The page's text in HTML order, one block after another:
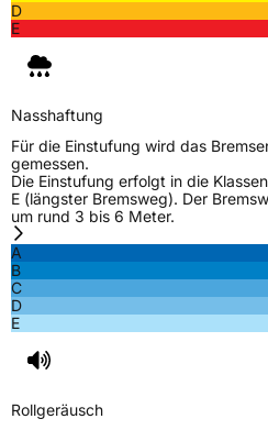
D
E
Nasshaftung
Für die Einstufung wird das
gemessen.
Die Einstufung erfolgt in die
E (längster Bremsweg). Der
um rund 3 bis 6 Meter.
A
B
C
D
E
Rollgeräusch